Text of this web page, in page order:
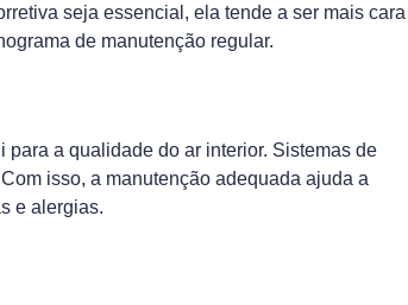
seja essencial, ela tende a ser mais cara
de manutenção regular.
a qualidade do ar interior. Sistemas de
isso, a manutenção adequada ajuda a
e alergias.